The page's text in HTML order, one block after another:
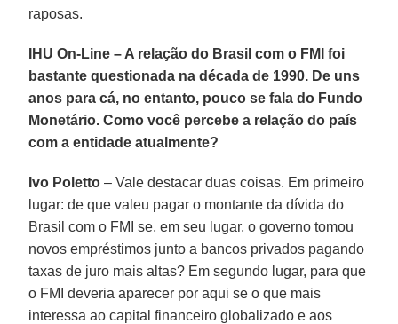
raposas.
IHU On-Line – A relação do Brasil com o FMI foi
bastante questionada na década de 1990. De uns
anos para cá, no entanto, pouco se fala do Fundo
Monetário. Como você percebe a relação do país
com a entidade atualmente?
Ivo Poletto – Vale destacar duas coisas. Em primeiro
lugar: de que valeu pagar o montante da dívida do
Brasil com o FMI se, em seu lugar, o governo tomou
novos empréstimos junto a bancos privados pagando
taxas de juro mais altas? Em segundo lugar, para que
o FMI deveria aparecer por aqui se o que mais
interessa ao capital financeiro globalizado e aos